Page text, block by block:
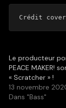
Crédit
Le producteur
PEACE MAKER!
« Scratcher » !
13 novembre
Dans "Bass"